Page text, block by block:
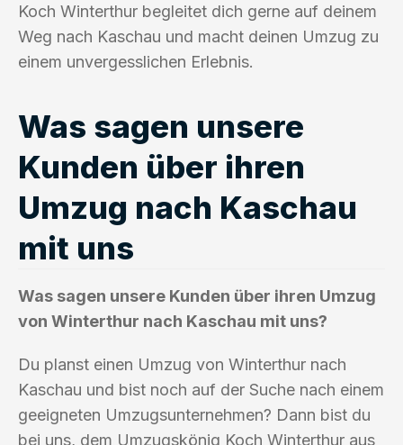
Koch Winterthur begleitet dich gerne auf deinem
Weg nach Kaschau und macht deinen Umzug zu
einem unvergesslichen Erlebnis.
Was sagen unsere
Kunden über ihren
Umzug nach Kaschau
mit uns
Was sagen unsere Kunden über ihren Umzug
von Winterthur nach Kaschau mit uns?
Du planst einen Umzug von Winterthur nach
Kaschau und bist noch auf der Suche nach einem
geeigneten Umzugsunternehmen? Dann bist du
bei uns, dem Umzugskönig Koch Winterthur aus